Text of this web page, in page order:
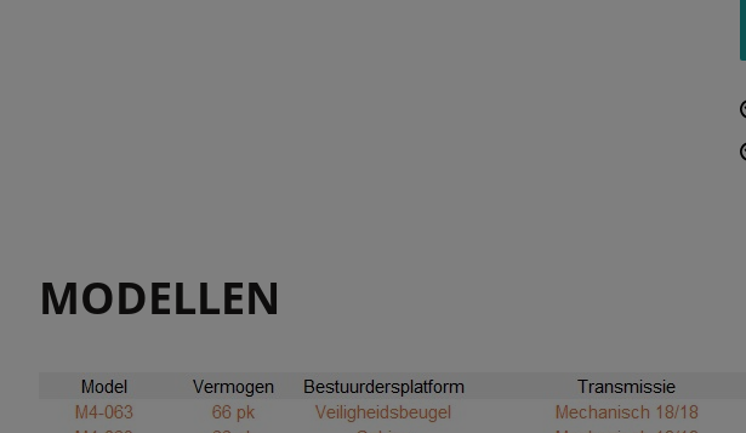
MODELLEN